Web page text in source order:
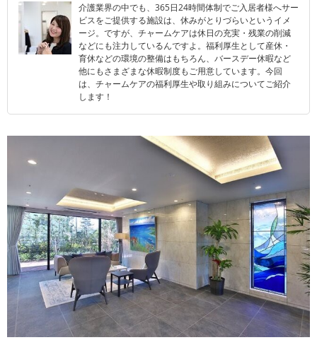
介護業界の中でも、365日24時間体制でご入居者様へサー
ビスをご提供する施設は、休みがとりづらいというイメ
ージ。ですが、チャームケアは休日の充実・残業の削減
などにも注力しているんですよ。福利厚生として産休・
育休などの環境の整備はもちろん、バースデー休暇など
他にもさまざまな休暇制度もご用意しています。今回
は、チャームケアの福利厚生や取り組みについてご紹介
します！